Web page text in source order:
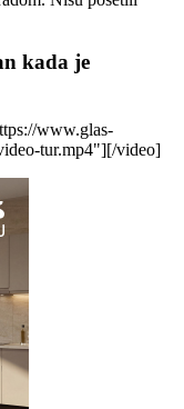
kada je
www.glas-
tur.mp4"][/video]